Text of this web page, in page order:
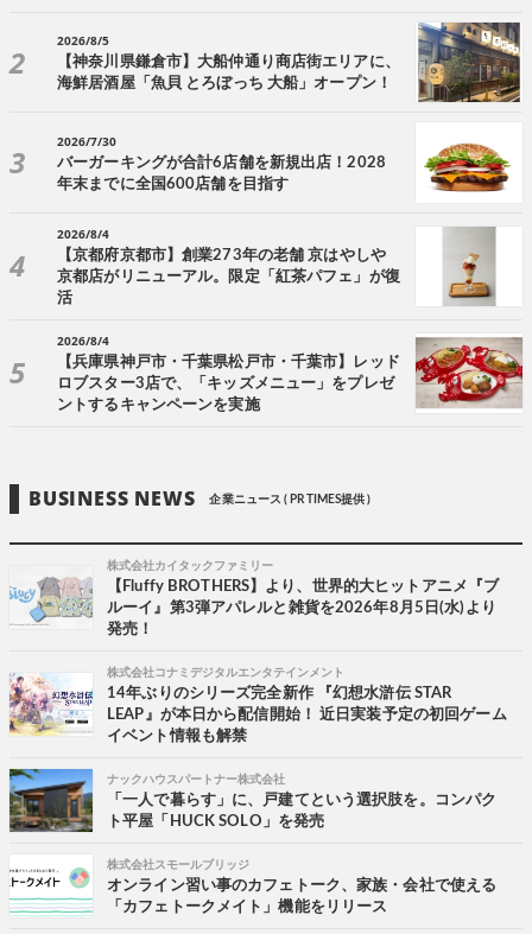
2026/8/5
【神奈川県鎌倉市】大船仲通り商店街エリアに、
海鮮居酒屋「魚貝 とろぼっち 大船」オープン！
2026/7/30
バーガーキングが合計6店舗を新規出店！2028
年末までに全国600店舗を目指す
2026/8/4
【京都府京都市】創業273年の老舗 京はやしや
京都店がリニューアル。限定「紅茶パフェ」が復
活
2026/8/4
【兵庫県神戸市・千葉県松戸市・千葉市】レッド
ロブスター3店で、「キッズメニュー」をプレゼ
ントするキャンペーンを実施
BUSINESS NEWS 企業ニュース ( PR TIMES提供 )
株式会社カイタックファミリー
【Fluffy BROTHERS】より、世界的大ヒットアニメ『ブ
ルーイ』第3弾アパレルと雑貨を2026年8月5日(水)より
発売！
株式会社コナミデジタルエンタテインメント
14年ぶりのシリーズ完全新作 『幻想水滸伝 STAR
LEAP』が本日から配信開始！ 近日実装予定の初回ゲーム
イベント情報も解禁
ナックハウスパートナー株式会社
「一人で暮らす」に、戸建てという選択肢を。コンパク
ト平屋「HUCK SOLO」を発売
株式会社スモールブリッジ
オンライン習い事のカフェトーク、家族・会社で使える
「カフェトークメイト」機能をリリース